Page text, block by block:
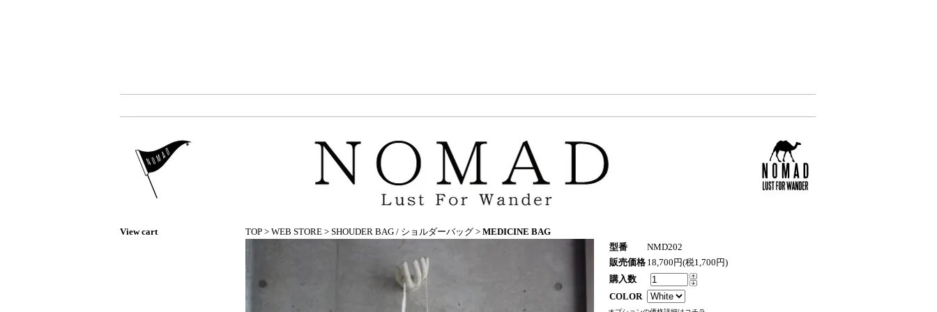
View cart TOP > WEB STORE > SHOUDER BAG / ショルダーバッグ > MEDICINE BAG
型番
NMD202
販売価格 18,700円(税1,700円)
購入数
COLOR